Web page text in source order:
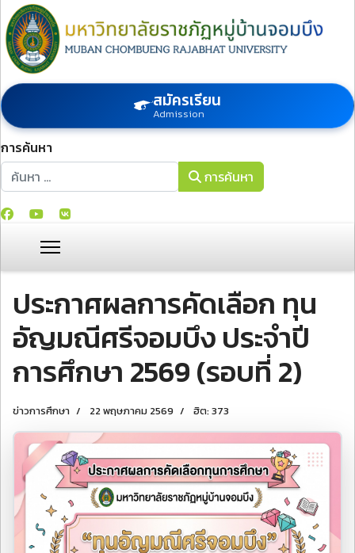
สมัครเรียน
Admission
การค้นหา
การค้นหา
การค้นหา
ประกาศผลการคัดเลือก ทุน
อัญมณีศรีจอมบึง ประจำปี
การศึกษา 2569 (รอบที่ 2)
ข่าวการศึกษา 22 พฤษภาคม 2569 ฮิต: 373